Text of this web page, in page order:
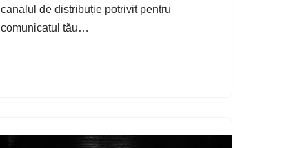
canalul de distribuție potrivit pentru
comunicatul tău…